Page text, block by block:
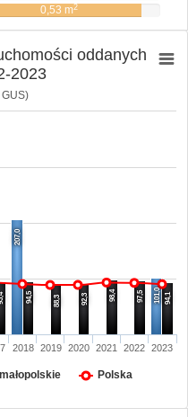
0,53 m2
GUS)
207,0
101,0
94,5 88,3 92,3 98,4 97,5 94,1
2018 2019 2020 2021 2022 2023
oddanych
2023
Polska